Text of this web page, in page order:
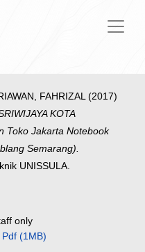
FAHRIZAL(2017)
KOTA
Toko Jakarta Notebook
Semarang).
UNISSULA.
only
Pdf (1MB)